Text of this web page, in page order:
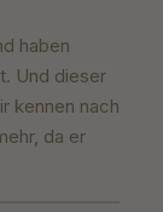
haben
Und dieser
kennen nach
da er